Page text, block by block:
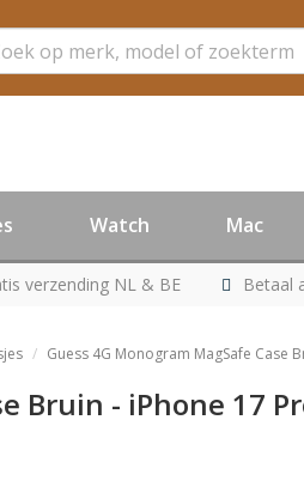
Watch Mac
verzending NL & BE Betaal
Guess 4G Monogram MagSafe Case
Bruin - iPhone 17